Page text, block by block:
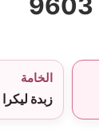
الخامة
زبدة ليكرا